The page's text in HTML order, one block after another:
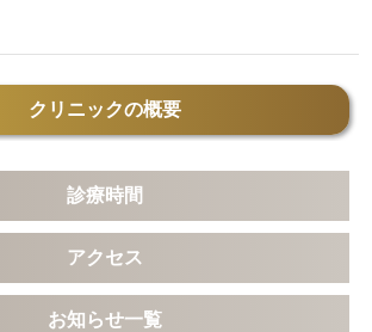
クリニックの概要
診療時間
アクセス
お知らせ一覧